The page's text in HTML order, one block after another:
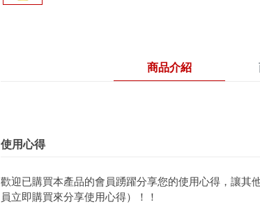
商品介紹
使用心得
歡迎已購買本產品的會員踴躍分享您的使用心得，讓其
員立即購買來分享使用心得）！！